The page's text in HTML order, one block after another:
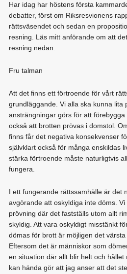
Har idag har höstens första
debatter, först om Riksresvionens
rättsväsendet och sedan en
resning. Läs mitt anförande om att
resning nedan.
Fru talman
Att det finns ett förtroende för vårt
grundläggande. Vi alla ska kunna lita
ansträngningar görs för att
också att brotten prövas i domstol.
finns får det negativa konsekvenser
självklart också för många enskildas
stärka förtroende måste naturligtvis
fungera.
I ett fungerande rättssamhälle är det
avgörande att oskyldiga inte döms.
prövning där det fastställs utom allt
skyldig. Att vara oskyldigt misstänkt
dömas för brott är möjligen det
Eftersom det är människor som
en situation där allt blir helt och hållet
kan hända gör att jag anser att det